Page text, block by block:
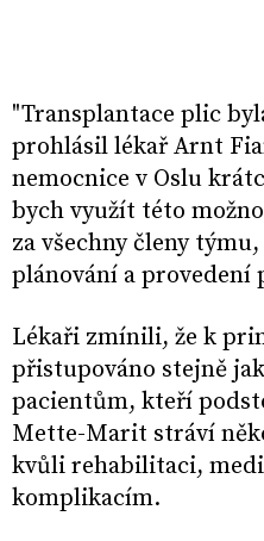
"Transplantace plic
prohlásil lékař Arnt
nemocnice v Oslu
bych využít této
za všechny členy
plánování a provedení
Lékaři zmínili, že k
přistupováno stejně
pacientům, kteří
Mette-Marit stráví
kvůli rehabilitaci,
komplikacím.